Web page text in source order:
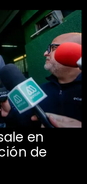
en
de